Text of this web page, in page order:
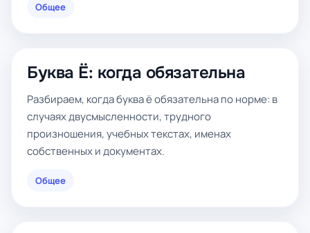
Общее
Буква Ё: когда обязательна
Разбираем, когда буква ё обязательна по норме: в
случаях двусмысленности, трудного
произношения, учебных текстах, именах
собственных и документах.
Общее